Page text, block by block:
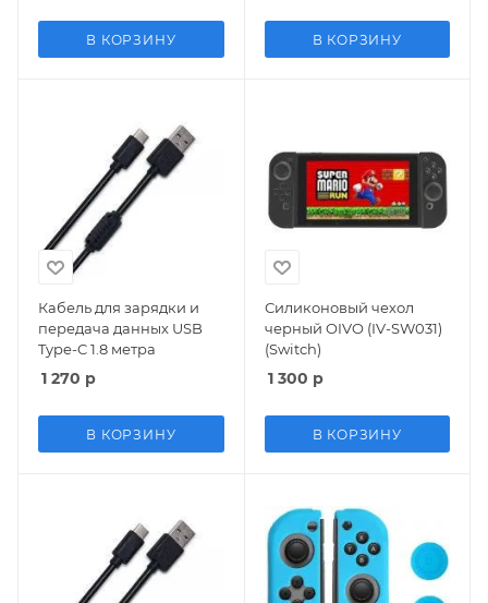
В КОРЗИНУ В КОРЗИНУ
Кабель для зарядки и
передача данных USB
Type-C 1.8 метра
1 270 р
В КОРЗИНУ
Силиконовый чехол
черный OIVO (IV-SW031)
(Switch)
1 300 р
В КОРЗИНУ